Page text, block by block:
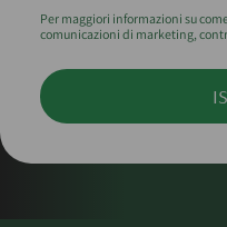
Per maggiori informazioni su
comunicazioni di marketing,